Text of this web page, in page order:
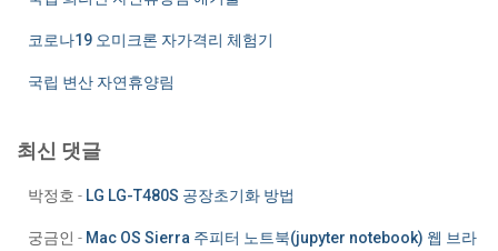
코로나19 오미크론 자가격리 체험기
국립 변산 자연휴양림
최신 댓글
박정호 - LG LG-T480S 공장초기화 방법
궁금인 - Mac OS Sierra 주피터 노트북(jupyter notebook) 웹 브라